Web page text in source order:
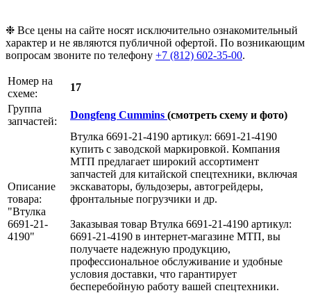
❉ Все цены на сайте носят исключительно ознакомительный
характер и не являются публичной офертой. По возникающим
вопросам звоните по телефону +7 (812) 602-35-00.
Номер на
схеме:
17
Группа
запчастей:
Dongfeng Cummins (смотреть схему и фото)
Описание
товара:
"Втулка
6691-21-
4190"
Втулка 6691-21-4190 артикул: 6691-21-4190
купить с заводской маркировкой. Компания
МТП предлагает широкий ассортимент
запчастей для китайской спецтехники, включая
экскаваторы, бульдозеры, автогрейдеры,
фронтальные погрузчики и др.
Заказывая товар Втулка 6691-21-4190 артикул:
6691-21-4190 в интернет-магазине МТП, вы
получаете надежную продукцию,
профессиональное обслуживание и удобные
условия доставки, что гарантирует
бесперебойную работу вашей спецтехники.